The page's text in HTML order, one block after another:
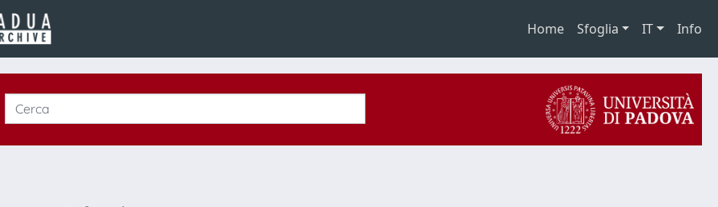
Home Sfoglia IT Info